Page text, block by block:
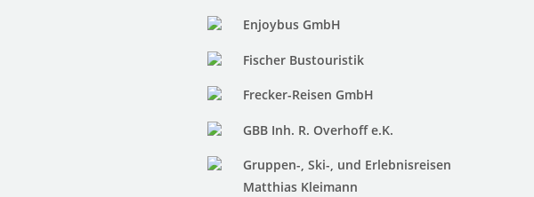
Enjoybus GmbH
Fischer Bustouristik
Frecker-Reisen GmbH
GBB Inh. R. Overhoff e.K.
Gruppen-, Ski-, und Erlebnisreisen
Matthias Kleimann